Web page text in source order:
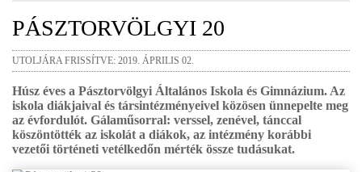
PÁSZTORVÖLGYI 20
UTOLJÁRA FRISSÍTVE: 2019. ÁPRILIS 02.
Húsz éves a Pásztorvölgyi Általános Iskola és Gimnázium. Az
iskola diákjaival és társintézményeivel közösen ünnepelte meg
az évfordulót. Gálaműsorral: verssel, zenével, tánccal
köszöntötték az iskolát a diákok, az intézmény korábbi
vezetői történeti vetélkedőn mérték össze tudásukat.